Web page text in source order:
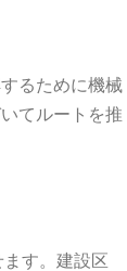
るために機械
てルートを推
す。建設区